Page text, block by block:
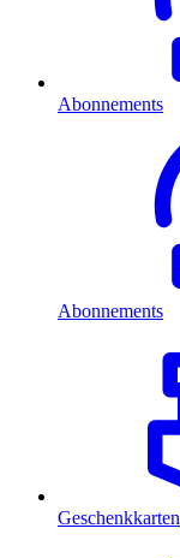
Abonnements
Abonnements
Geschenkkarten